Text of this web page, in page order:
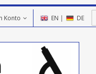
EN | DE
Konto